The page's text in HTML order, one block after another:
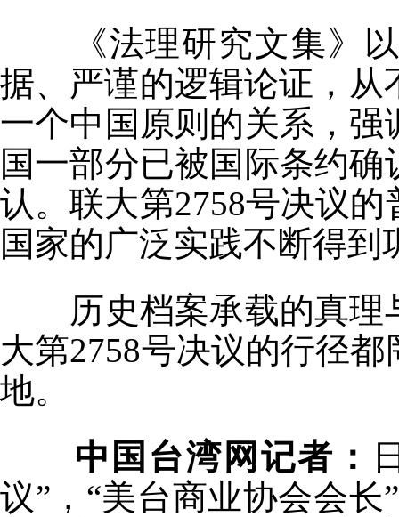
《法理研究文集》以
据、严谨的逻辑论证，从
一个中国原则的关系，
国一部分已被国际条约
认。联大第2758号决议
国家的广泛实践不断得到
历史档案承载的真理
大第2758号决议的行径
地。
中国台湾网记者：
议”，“美台商业协会会